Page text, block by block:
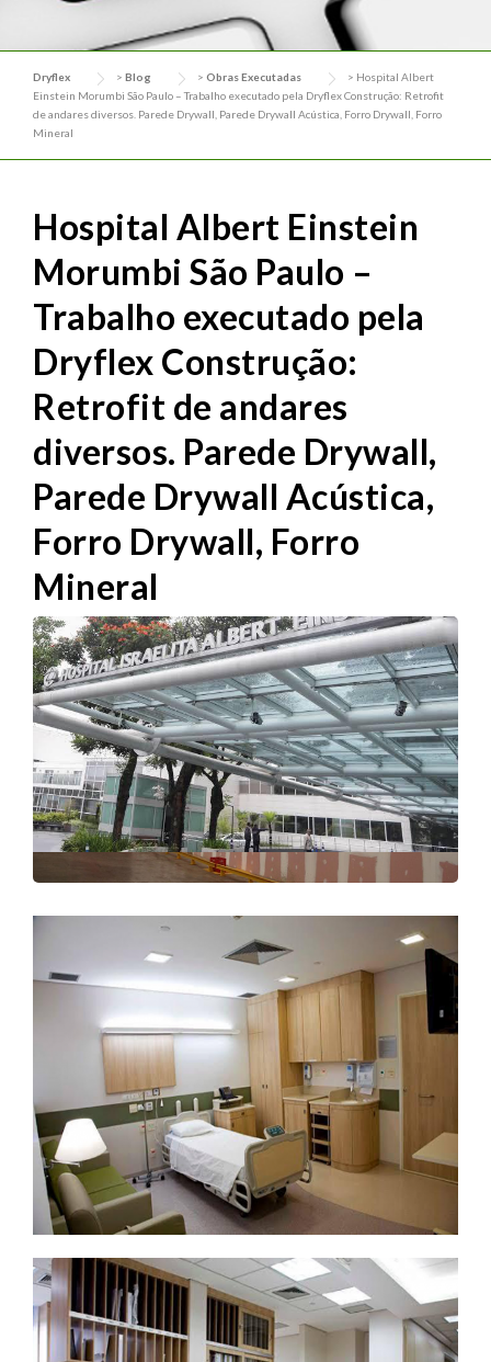
Dryflex > Blog > Obras Executadas > Hospital Albert
Einstein Morumbi São Paulo – Trabalho executado pela Dryflex Construção: Retrofit
de andares diversos. Parede Drywall, Parede Drywall Acústica, Forro Drywall, Forro
Mineral
Hospital Albert Einstein
Morumbi São Paulo –
Trabalho executado pela
Dryflex Construção:
Retrofit de andares
diversos. Parede Drywall,
Parede Drywall Acústica,
Forro Drywall, Forro
Mineral